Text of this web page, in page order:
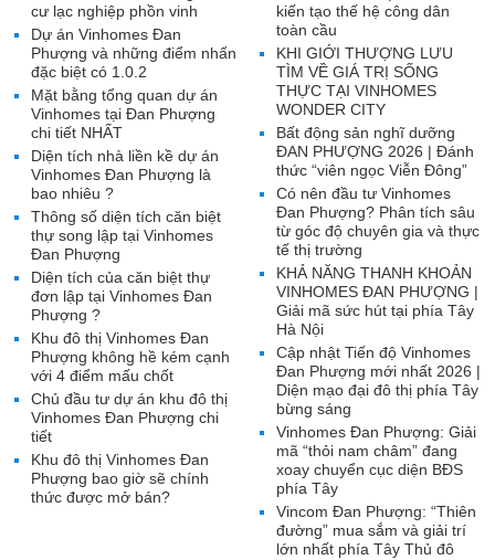
kiến tạo thế hệ công dân
toàn cầu
KHI GIỚI THƯỢNG LƯU
TÌM VỀ GIÁ TRỊ SỐNG
THỰC TẠI VINHOMES
WONDER CITY
Bất động sản nghĩ dưỡng
ĐAN PHƯỢNG 2026 | Đánh
thức “viên ngọc Viễn Đông”
Có nên đầu tư Vinhomes
Đan Phượng? Phân tích sâu
từ góc độ chuyên gia và thực
tế thị trường
KHẢ NĂNG THANH KHOẢN
VINHOMES ĐAN PHƯỢNG |
Giải mã sức hút tại phía Tây
Hà Nội
Cập nhật Tiến độ Vinhomes
Đan Phượng mới nhất 2026 |
Diện mạo đại đô thị phía Tây
bừng sáng
Vinhomes Đan Phượng: Giải
mã “thỏi nam châm” đang
xoay chuyển cục diện BĐS
phía Tây
Vincom Đan Phượng: “Thiên
đường” mua sắm và giải trí
lớn nhất phía Tây Thủ đô
cư lạc nghiệp phồn vinh
Dự án Vinhomes Đan
Phượng và những điểm nhấn
đặc biệt có 1.0.2
Mặt bằng tổng quan dự án
Vinhomes tại Đan Phượng
chi tiết NHẤT
Diện tích nhà liền kề dự án
Vinhomes Đan Phượng là
bao nhiêu ?
Thông số diện tích căn biệt
thự song lập tại Vinhomes
Đan Phượng
Diện tích của căn biệt thự
đơn lập tại Vinhomes Đan
Phượng ?
Khu đô thị Vinhomes Đan
Phượng không hề kém cạnh
với 4 điểm mấu chốt
Chủ đầu tư dự án khu đô thị
Vinhomes Đan Phượng chi
tiết
Khu đô thị Vinhomes Đan
Phượng bao giờ sẽ chính
thức được mở bán?